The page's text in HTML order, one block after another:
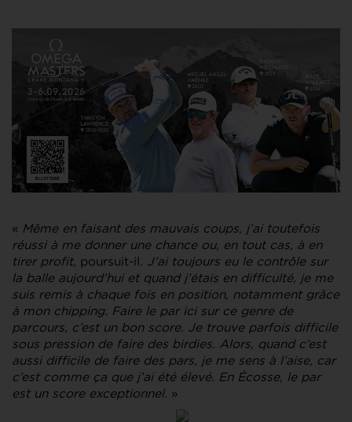
« Même en faisant des mauvais coups, j’ai toutefois
réussi à me donner une chance ou, en tout cas, à en
tirer profit, poursuit-il. J’ai toujours eu le contrôle sur
la balle aujourd’hui et quand j’étais en difficulté, je me
suis remis à chaque fois en position, notamment grâce
à mon chipping. Faire le par ici sur ce genre de
parcours, c’est un bon score. Je trouve parfois difficile
sous pression de faire des birdies. Alors, quand c’est
aussi difficile de faire des pars, je me sens à l’aise, car
c’est comme ça que j’ai été élevé. En Écosse, le par
est un score exceptionnel. »